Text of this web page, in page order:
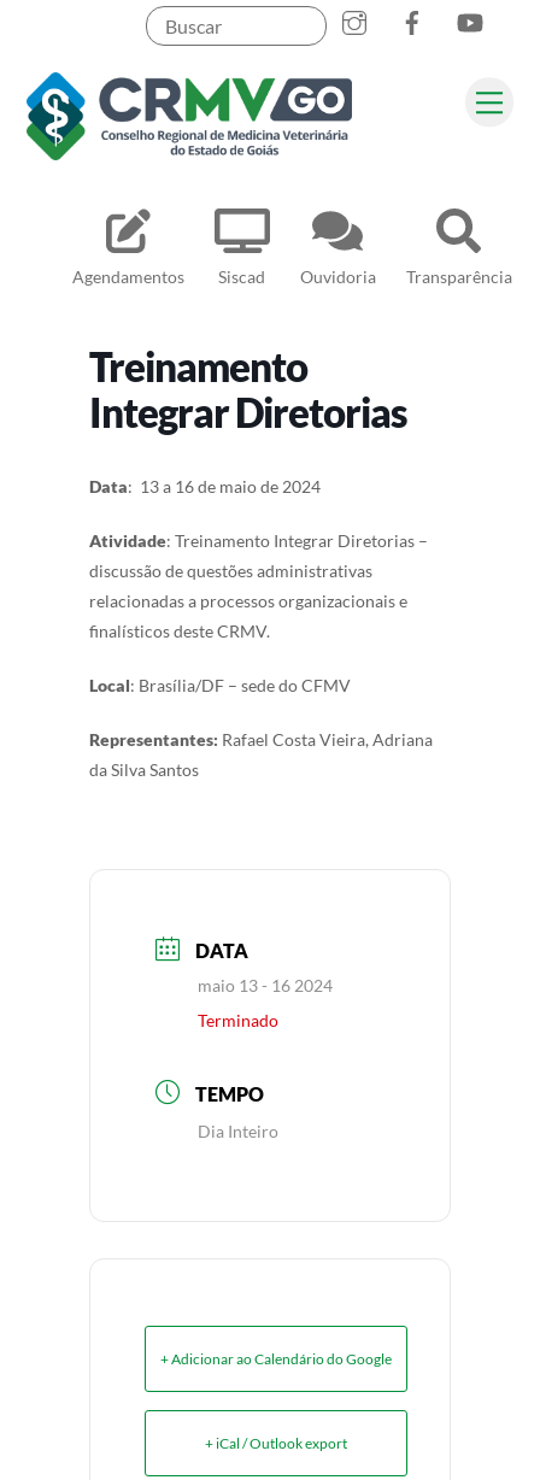
content
Agendamentos Siscad Ouvidoria Transparência
Pesquisar
Treinamento
Integrar Diretorias
Data: 13 a 16 de maio de 2024
Atividade: Treinamento Integrar Diretorias –
discussão de questões administrativas
relacionadas a processos organizacionais e
finalísticos deste CRMV.
Local: Brasília/DF – sede do CFMV
Representantes: Rafael Costa Vieira, Adriana
da Silva Santos
DATA
maio 13 - 16 2024
Terminado
TEMPO
Dia Inteiro
+ Adicionar ao Calendário do Google
+ iCal / Outlook export